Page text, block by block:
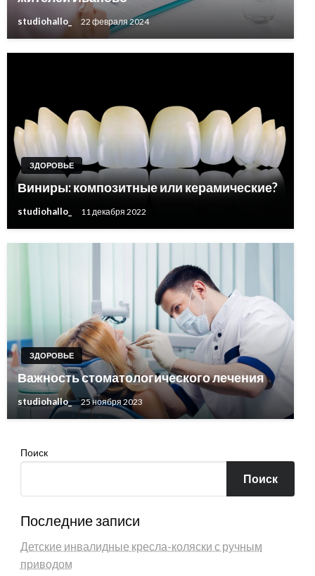
studiohallo_ 22 февраля 2024
ЗДОРОВЬЕ
Виниры: композитные или керамические?
studiohallo_ 11 декабря 2022
ЗДОРОВЬЕ
Важность стоматологического лечения
studiohallo_ 25 ноября 2023
Поиск
Поиск
Последние записи
Детские инвалидные кресла-коляски с ручным
приводом